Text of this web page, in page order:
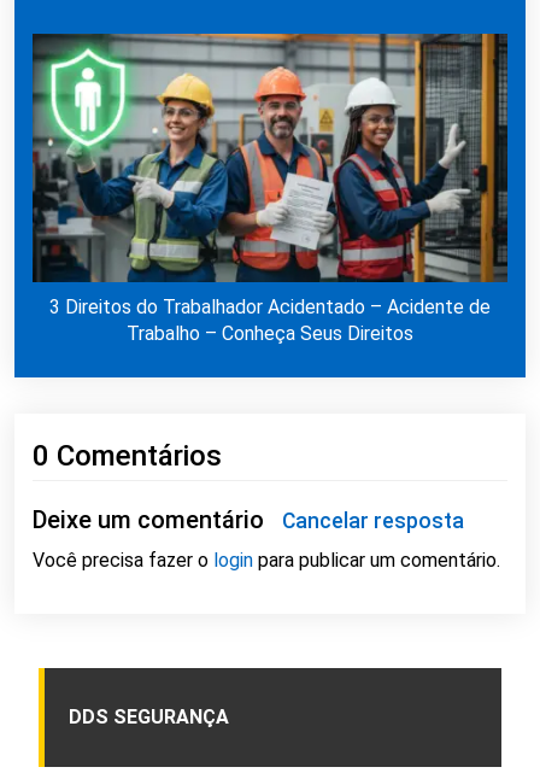
3 Direitos do Trabalhador Acidentado – Acidente de
Trabalho – Conheça Seus Direitos
0 Comentários
Deixe um comentário Cancelar resposta
Você precisa fazer o login para publicar um comentário.
DDS SEGURANÇA